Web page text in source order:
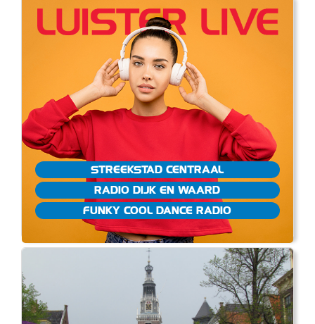
STREEKSTAD CENTRAAL
RADIO DIJK EN WAARD
FUNKY COOL DANCE RADIO